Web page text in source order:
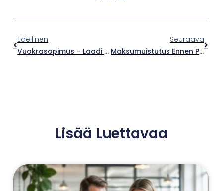
Edellinen
Vuokrasopimus – Laadi Se Huolella Ja Vältä Ikävät Yllätykset
Seuraava
Maksumuistutus Ennen Perintätoimia – Laskun Perintä Yksityishenkilöltä Ja Yritykseltä
Lisää Luettavaa